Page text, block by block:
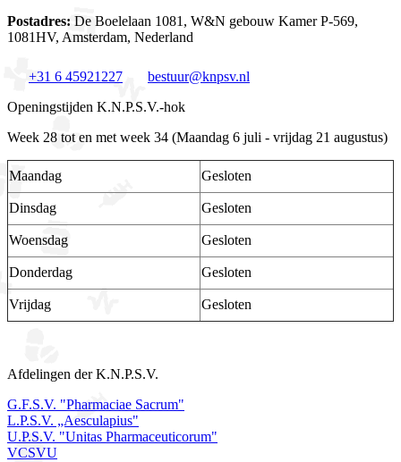
Postadres: De Boelelaan 1081, W&N gebouw Kamer P-569,
1081HV, Amsterdam, Nederland
+31 6 45921227
bestuur@knpsv.nl
Openingstijden K.N.P.S.V.-hok
Week 28 tot en met week 34 (Maandag 6 juli - vrijdag 21 augustus)
Maandag Gesloten
Dinsdag Gesloten
Woensdag Gesloten
Donderdag Gesloten
Vrijdag Gesloten
Afdelingen der K.N.P.S.V.
G.F.S.V. "Pharmaciae Sacrum"
L.P.S.V. „Aesculapius"
U.P.S.V. "Unitas Pharmaceuticorum"
VCSVU